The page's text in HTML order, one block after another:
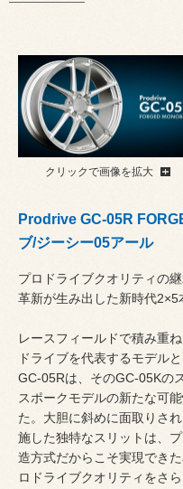
クリックで画像を拡大
Prodrive GC-05R
ブ/ジーシー05アール
プロドライブクオリティの
革新が生み出した新時代2×5
レースフィールドで積み重
ドライブを代表するモデル
GC-05Rは、そのGC-05Kの
スポークモデルの新たな可
た。大胆に斜めに面取りさ
施した独特なスリットは、
造方式だからこそ実現でき
ロドライブクオリティをさら